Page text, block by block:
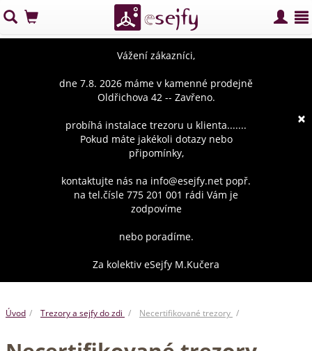
×
Vážení zákazníci,
dne 7.8. 2026 máme v kamenné prodejně
Oldřichova 42 -- Zavřeno.
probíhá instalace trezoru u klienta.......
Pokud máte jakékoli dotazy nebo
připomínky,
kontaktujte nás na info@esejfy.net popř.
na tel.čísle 775 201 001 rádi Vám je
zodpovíme
nebo poradíme.
Za kolektiv eSejfy M.Kučera
Úvod Trezory a sejfy do zdi Necertifikované trezory